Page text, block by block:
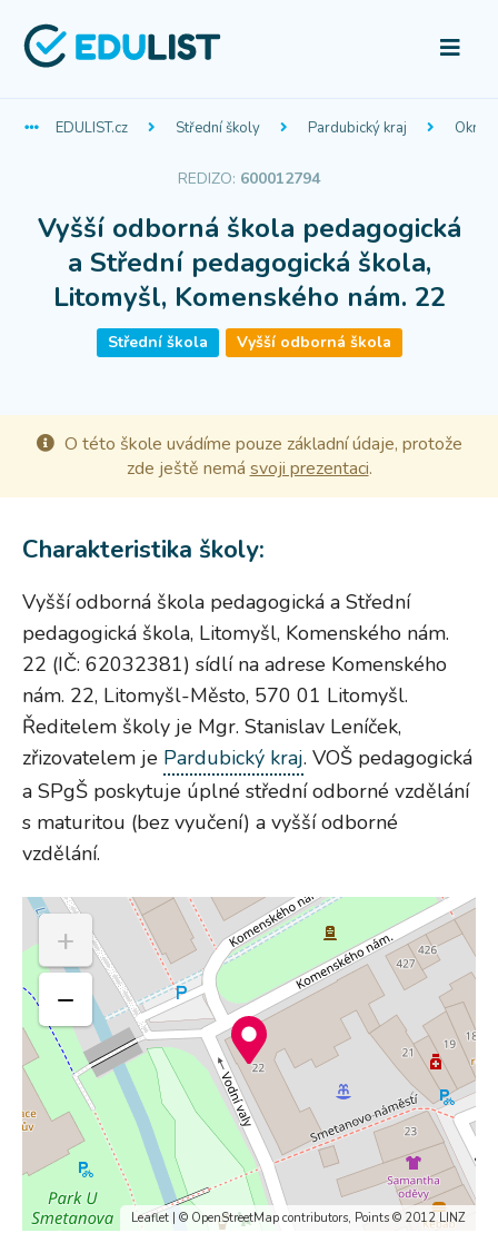
EDULIST.cz Střední školy Pardubický kraj
REDIZO: 600012794
Vyšší odborná škola pedagogická
a Střední pedagogická škola,
Litomyšl, Komenského nám. 22
Střední škola Vyšší odborná škola
O této škole uvádíme pouze základní údaje, protože
zde ještě nemá svoji prezentaci.
Charakteristika školy:
Vyšší odborná škola pedagogická a Střední
pedagogická škola, Litomyšl, Komenského nám.
22 (IČ: 62032381) sídlí na adrese Komenského
nám. 22, Litomyšl-Město, 570 01 Litomyšl.
Ředitelem školy je Mgr. Stanislav Leníček,
zřizovatelem je Pardubický kraj. VOŠ pedagogická
a SPgŠ poskytuje úplné střední odborné vzdělání
s maturitou (bez vyučení) a vyšší odborné
vzdělání.
+
−
Leaflet | © OpenStreetMap contributors, Points © 2012 LINZ